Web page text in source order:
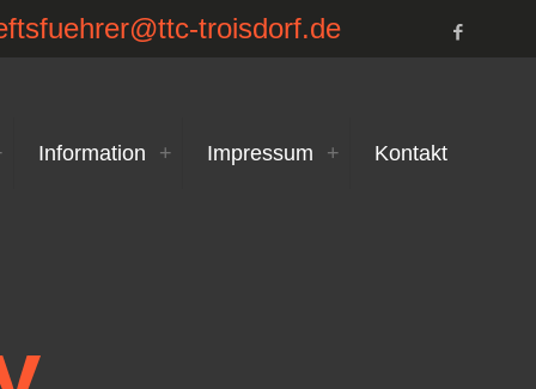
troisdorf.de
Information Impressum Kontakt